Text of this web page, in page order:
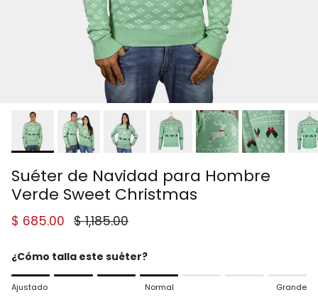
Suéter de Navidad para Hombre
Verde Sweet Christmas
Precio de venta
$ 685.00 Precio normal
$ 1,185.00
¿Cómo talla este suéter?
Rating of 1 means Ajustado.
Ajustado Normal Grande